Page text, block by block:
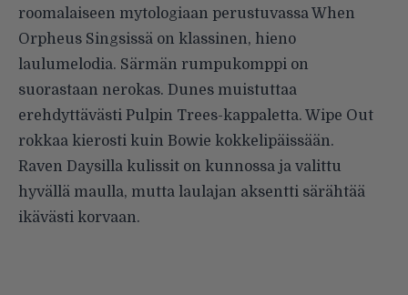
roomalaiseen mytologiaan perustuvassa When
Orpheus Singsissä on klassinen, hieno
laulumelodia. Särmän rumpukomppi on
suorastaan nerokas. Dunes muistuttaa
erehdyttävästi Pulpin Trees-kappaletta. Wipe Out
rokkaa kierosti kuin Bowie kokkelipäissään.
Raven Daysilla kulissit on kunnossa ja valittu
hyvällä maulla, mutta laulajan aksentti särähtää
ikävästi korvaan.